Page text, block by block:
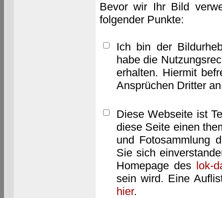
Bevor wir Ihr Bild
folgender Punkte:
Ich bin der
habe die
erhalten. Hiermit
Ansprüchen Dritter
Diese Webseite ist
diese Seite einen
und Fotosammlung
Sie sich
Homepage des lok-
sein wird. Eine
hier.